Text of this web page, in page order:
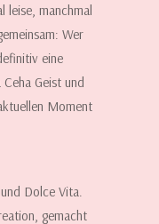
leise, manchmal
Wer
eine
Geist und
Moment
Dolce Vita.
gemacht